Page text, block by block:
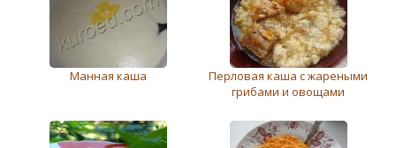
Манная каша
Перловая каша с жареными
грибами и овощами